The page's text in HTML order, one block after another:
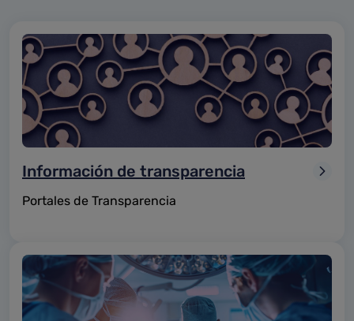
Información de transparencia
Portales de Transparencia